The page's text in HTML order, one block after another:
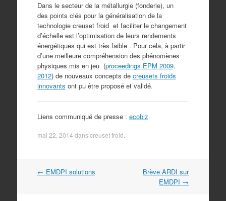
Dans le secteur de la métallurgie (fonderie), un
des points clés pour la généralisation de la
technologie creuset froid et faciliter le changement
d’échelle est l’optimisation de leurs rendements
énergétiques qui est très faible . Pour cela, à partir
d’une meilleure compréhension des phénomènes
physiques mis en jeu (proceedings EPM 2009,
2012) de nouveaux concepts de creusets froids
innovants ont pu être proposé et validé.
Liens communiqué de presse : ecobiz
mai 22, 2014 danscreuset froid
Navigation
← EMDPI solutions
Brève ARDI sur
EMDPI →